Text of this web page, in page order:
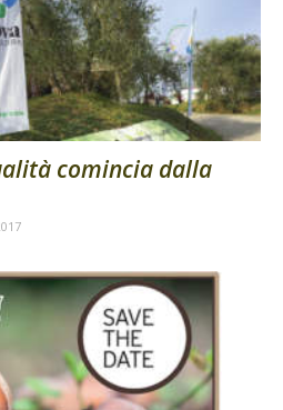
comincia dalla